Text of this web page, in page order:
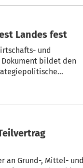
fest Landes fest
und
Dokument bildet den
an Grund-, Mittel- und